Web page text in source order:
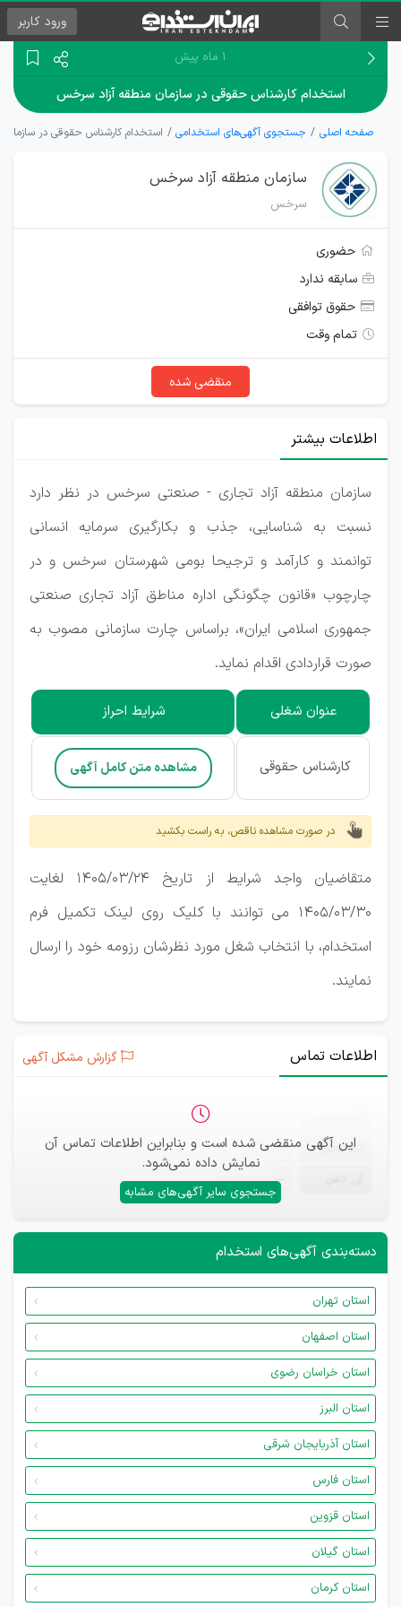
ورود کاربر
۱ ماه پیش
استخدام کارشناس حقوقی در سازمان منطقه آزاد سرخس
صفحه اصلی جستجوی آگهی‌های استخدامی استخدام کارشناس حقوقی در
سازمان منطقه آزاد سرخس
سرخس
حضوری
سابقه ندارد
حقوق توافقی
تمام وقت
منقضی شده
اطلاعات بیشتر
سازمان منطقه آزاد تجاری - صنعتی سرخس در نظر دارد
نسبت به شناسایی، جذب و بکارگیری سرمایه انسانی
توانمند و کارآمد و ترجیحا بومی شهرستان سرخس و در
چارچوب «قانون چگونگی اداره مناطق آزاد تجاری صنعتی
جمهوری اسلامی ایران»، براساس چارت سازمانی مصوب به
صورت قراردادی اقدام نماید.
عنوان شغلی شرایط احراز
کارشناس حقوقی مشاهده متن کامل آگهی
در صورت مشاهده ناقص، به راست بکشید
متقاضیان واجد شرایط از تاریخ 1405/03/24 لغایت
1405/03/30 می توانند با کلیک روی لینک تکمیل فرم
استخدام، با انتخاب شغل مورد نظرشان رزومه خود را ارسال
نمایند.
اطلاعات تماس گزارش مشکل آگهی
این آگهی منقضی شده است و بنابراین اطلاعات تماس آن
نمایش داده نمی‌شود.
جستجوی سایر آگهی‌های مشابه
ایمیل —
—
دسته‌بندی آگهی‌های استخدام
استان تهران
استان اصفهان
استان خراسان رضوی
استان البرز
استان آذربایجان شرقی
استان فارس
استان قزوین
استان گیلان
استان کرمان